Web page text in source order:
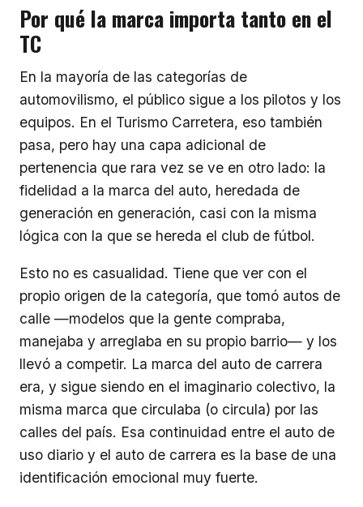
Por qué la marca importa tanto en el
TC
En la mayoría de las categorías de
automovilismo, el público sigue a los pilotos y los
equipos. En el Turismo Carretera, eso también
pasa, pero hay una capa adicional de
pertenencia que rara vez se ve en otro lado: la
fidelidad a la marca del auto, heredada de
generación en generación, casi con la misma
lógica con la que se hereda el club de fútbol.
Esto no es casualidad. Tiene que ver con el
propio origen de la categoría, que tomó autos de
calle —modelos que la gente compraba,
manejaba y arreglaba en su propio barrio— y los
llevó a competir. La marca del auto de carrera
era, y sigue siendo en el imaginario colectivo, la
misma marca que circulaba (o circula) por las
calles del país. Esa continuidad entre el auto de
uso diario y el auto de carrera es la base de una
identificación emocional muy fuerte.